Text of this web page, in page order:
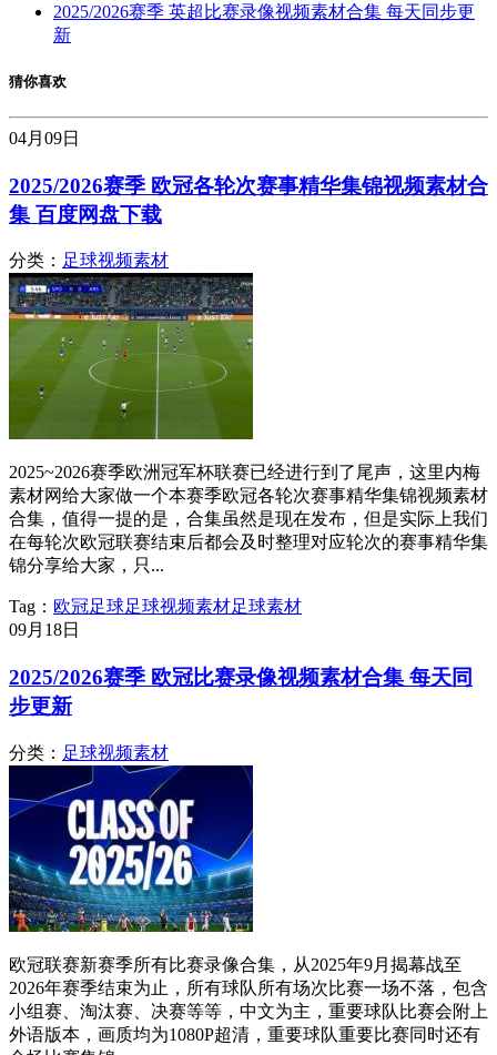
2025/2026赛季 英超比赛录像视频素材合集 每天同步更
新
猜你喜欢
04月 09日
2025/2026赛季 欧冠各轮次赛事精华集锦视频素材合
集 百度网盘下载
分类： 足球视频素材
2025~2026赛季欧洲冠军杯联赛已经进行到了尾声，这里内梅
素材网给大家做一个本赛季欧冠各轮次赛事精华集锦视频素材
合集，值得一提的是，合集虽然是现在发布，但是实际上我们
在每轮次欧冠联赛结束后都会及时整理对应轮次的赛事精华集
锦分享给大家，只...
Tag： 欧冠足球足球视频素材足球素材
09月 18日
2025/2026赛季 欧冠比赛录像视频素材合集 每天同
步更新
分类： 足球视频素材
欧冠联赛新赛季所有比赛录像合集，从2025年9月揭幕战至
2026年赛季结束为止，所有球队所有场次比赛一场不落，包含
小组赛、淘汰赛、决赛等等，中文为主，重要球队比赛会附上
外语版本，画质均为1080P超清，重要球队重要比赛同时还有